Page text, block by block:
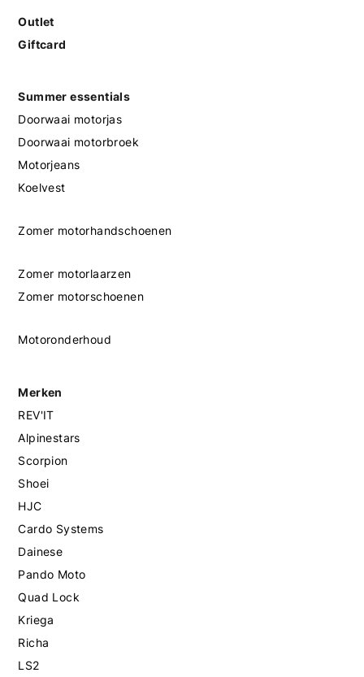
Outlet
Giftcard
Summer essentials
Doorwaai motorjas
Doorwaai motorbroek
Motorjeans
Koelvest
Zomer motorhandschoenen
Zomer motorlaarzen
Zomer motorschoenen
Motoronderhoud
Merken
REV'IT
Alpinestars
Scorpion
Shoei
HJC
Cardo Systems
Dainese
Pando Moto
Quad Lock
Kriega
Richa
LS2